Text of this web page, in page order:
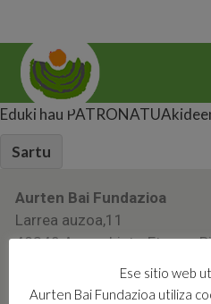
Eduki hau
Sartu
Aurten Bai Fundazioa
Larrea auzoa,11
48340 Amorebieta-Etxano,
+34 946 308 304
info@aurtenbai.eus
Ese sitio web
Aurten Bai Fundazioa utiliza